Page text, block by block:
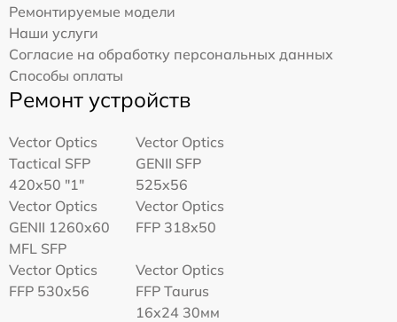
Ремонтируемые модели
Наши услуги
Согласие на обработку персональных данных
Способы оплаты
Ремонт устройств
Vector Optics
Tactical SFP
420x50 "1"
Vector Optics
GENII SFP
525x56
Vector Optics
GENII 1260x60
MFL SFP
Vector Optics
FFP 318x50
Vector Optics
FFP 530x56
Vector Optics
FFP Taurus
16x24 30мм